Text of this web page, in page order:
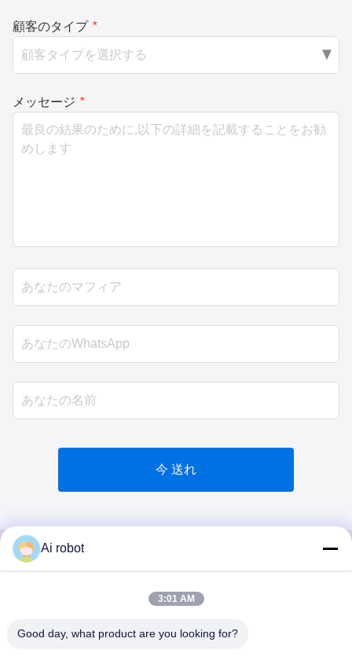
顧客のタイプ *
メッセージ *
今 送れ
LABORATORY
Ai robot
3:01 AM
Good day, what product are you looking for?